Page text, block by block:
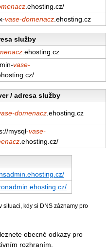
.ehosting.cz/
vase-domenacz .ehosting.cz
služby
.ehosting.cz
vase-
/ adresa služby
domenacz .ehosting.cz
mysql-vase-
.ehosting.cz/
situaci, kdy si DNS záznamy pro
obecné odkazy pro
rozhraním.